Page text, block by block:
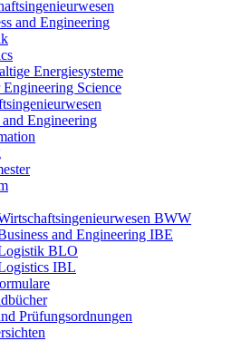
and Engineering
Energiesysteme
Science
Engineering
BWW
and Engineering IBE
BLO
IBL
Prüfungsordnungen